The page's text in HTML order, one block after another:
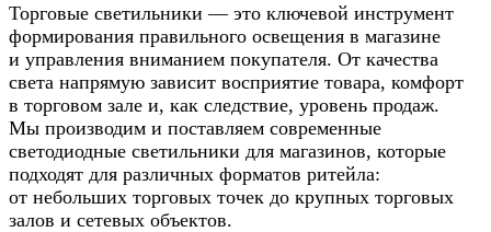
Торговые светильники — это ключевой инструмент
формирования правильного освещения в магазине
и управления вниманием покупателя. От качества
света напрямую зависит восприятие товара, комфорт
в торговом зале и, как следствие, уровень продаж.
Мы производим и поставляем современные
светодиодные светильники для магазинов, которые
подходят для различных форматов ритейла:
от небольших торговых точек до крупных торговых
залов и сетевых объектов.